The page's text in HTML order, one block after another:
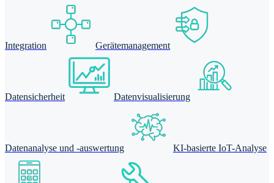
Integration Gerätemanagement
Datensicherheit Datenvisualisierung
Datenanalyse und -auswertung KI-basierte IoT-Analyse